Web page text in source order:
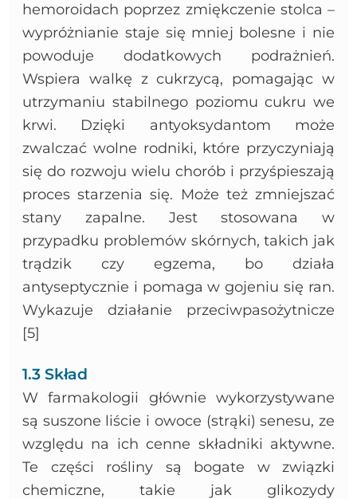
hemoroidach poprzez zmiękczenie stolca –
wypróżnianie staje się mniej bolesne i nie
powoduje dodatkowych podrażnień.
Wspiera walkę z cukrzycą, pomagając w
utrzymaniu stabilnego poziomu cukru we
krwi. Dzięki antyoksydantom może
zwalczać wolne rodniki, które przyczyniają
się do rozwoju wielu chorób i przyśpieszają
proces starzenia się. Może też zmniejszać
stany zapalne. Jest stosowana w
przypadku problemów skórnych, takich jak
trądzik czy egzema, bo działa
antyseptycznie i pomaga w gojeniu się ran.
Wykazuje działanie przeciwpasożytnicze
[5]
1.3 Skład
W farmakologii głównie wykorzystywane
są suszone liście i owoce (strąki) senesu, ze
względu na ich cenne składniki aktywne.
Te części rośliny są bogate w związki
chemiczne, takie jak glikozydy